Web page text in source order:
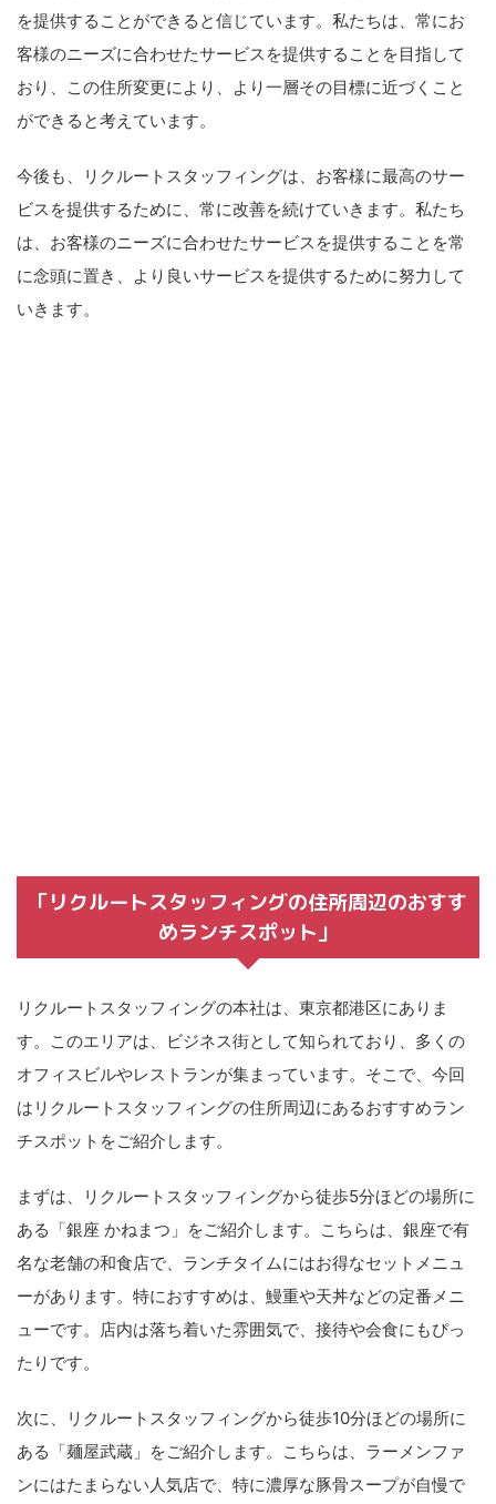
を提供することができると信じています。私たちは、常にお
客様のニーズに合わせたサービスを提供することを目指して
おり、この住所変更により、より一層その目標に近づくこと
ができると考えています。
今後も、リクルートスタッフィングは、お客様に最高のサー
ビスを提供するために、常に改善を続けていきます。私たち
は、お客様のニーズに合わせたサービスを提供することを常
に念頭に置き、より良いサービスを提供するために努力して
いきます。
「リクルートスタッフィングの住所周辺のおすす
めランチスポット」
リクルートスタッフィングの本社は、東京都港区にありま
す。このエリアは、ビジネス街として知られており、多くの
オフィスビルやレストランが集まっています。そこで、今回
はリクルートスタッフィングの住所周辺にあるおすすめラン
チスポットをご紹介します。
まずは、リクルートスタッフィングから徒歩5分ほどの場所に
ある「銀座 かねまつ」をご紹介します。こちらは、銀座で有
名な老舗の和食店で、ランチタイムにはお得なセットメニュ
ーがあります。特におすすめは、鰻重や天丼などの定番メニ
ューです。店内は落ち着いた雰囲気で、接待や会食にもぴっ
たりです。
次に、リクルートスタッフィングから徒歩10分ほどの場所に
ある「麺屋武蔵」をご紹介します。こちらは、ラーメンファ
ンにはたまらない人気店で、特に濃厚な豚骨スープが自慢で